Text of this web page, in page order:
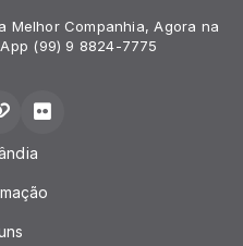
Melhor Companhia, Agora na
(99) 9 8824-7775